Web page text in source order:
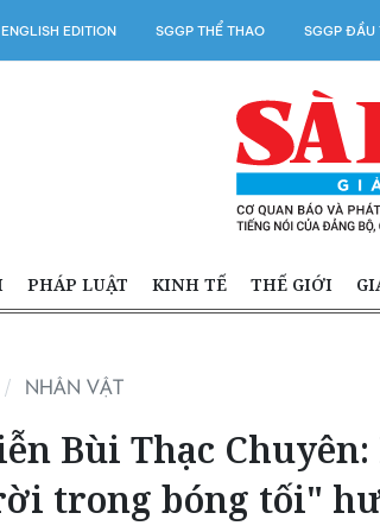
ENGLISH EDITION SGGP THỂ THAO SGGP ĐẦU
PHÁP LUẬT KINH TẾ THẾ GIỚI
NHÂN VẬT
Bùi Thạc
trong bóng tối"